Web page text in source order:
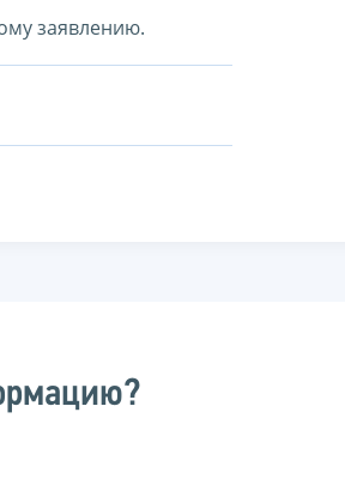
заявлению.